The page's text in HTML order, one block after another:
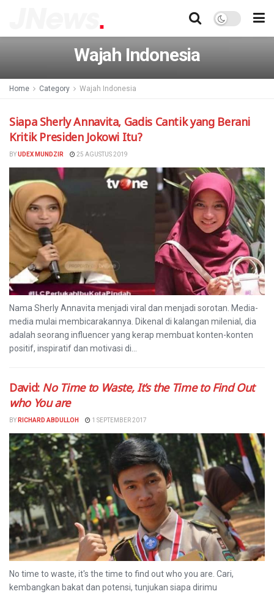
Wajah Indonesia
Home Category Wajah Indonesia
Siapa Sherly Annavita, Gadis Cantik yang Berani
Kritik Presiden Jokowi Itu?
BYUDEX MUNDZIR 25 AGUSTUS 2019
Nama Sherly Annavita menjadi viral dan menjadi sorotan. Media-
media mulai membicarakannya. Dikenal di kalangan milenial, dia
adalah seorang influencer yang kerap membuat konten-konten
positif, inspiratif dan motivasi di...
David: No Time to Waste, It’s the Time to Find Out
who You are
BY RICHARD ABDULLOH 1 SEPTEMBER 2017
No time to waste, it's the time to find out who you are. Cari,
kembangkan bakat dan potensi, tunjukan siapa dirimu